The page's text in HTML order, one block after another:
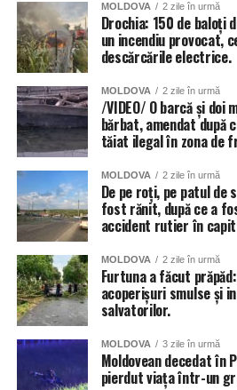
MOLDOVA 2 zile în urmă
Drochia: 150 de baloți
un incendiu provocat,
descărcările electrice.
MOLDOVA 2 zile în urmă
/VIDEO/ O barcă și
bărbat, amendat după
tăiat ilegal în zona de
MOLDOVA 2 zile în urmă
De pe roți, pe patul
fost rănit, după ce a
accident rutier în
MOLDOVA 2 zile în urmă
Furtuna a făcut
acoperișuri smulse și
salvatorilor.
MOLDOVA 3 zile în urmă
Moldovean decedat în
pierdut viața într-un